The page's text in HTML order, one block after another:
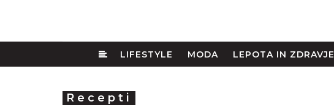
LIFESTYLE MODA LEPOTA IN ZDRAVJE
Recepti